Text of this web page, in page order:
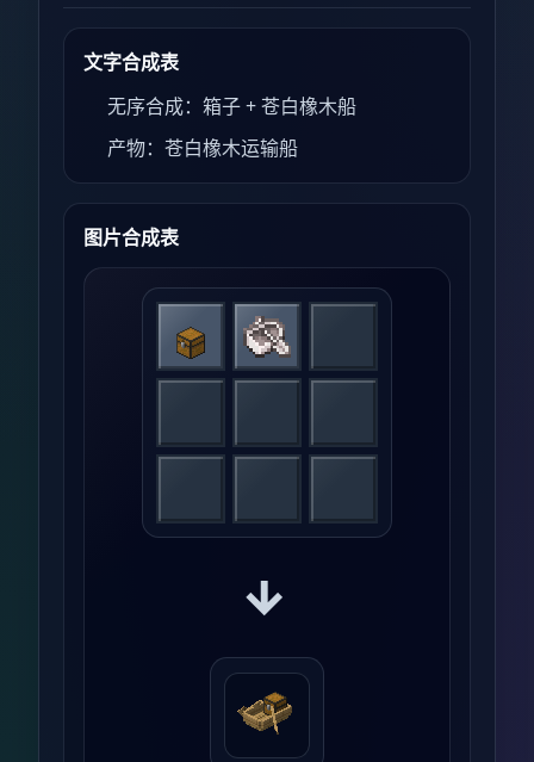
文字合成表
无序合成：箱子 + 苍白橡木船
产物：苍白橡木运输船
图片合成表
→